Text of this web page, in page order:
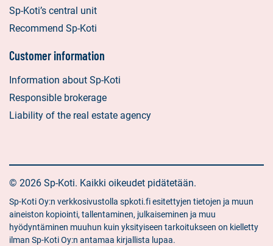
Sp-Koti’s central unit
Recommend Sp-Koti
Customer information
Information about Sp-Koti
Responsible brokerage
Liability of the real estate agency
© 2026 Sp-Koti. Kaikki oikeudet pidätetään.
Sp-Koti Oy:n verkkosivustolla spkoti.fi esitettyjen tietojen ja muun
aineiston kopiointi, tallentaminen, julkaiseminen ja muu
hyödyntäminen muuhun kuin yksityiseen tarkoitukseen on kielletty
ilman Sp-Koti Oy:n antamaa kirjallista lupaa.